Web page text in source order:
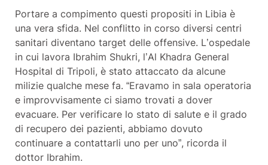
Portare a compimento questi propositi in Libia è
una vera sfida. Nel conflitto in corso diversi centri
sanitari diventano target delle offensive. L’ospedale
in cui lavora Ibrahim Shukri, l’Al Khadra General
Hospital di Tripoli, è stato attaccato da alcune
milizie qualche mese fa. “Eravamo in sala operatoria
e improvvisamente ci siamo trovati a dover
evacuare. Per verificare lo stato di salute e il grado
di recupero dei pazienti, abbiamo dovuto
continuare a contattarli uno per uno”, ricorda il
dottor Ibrahim.